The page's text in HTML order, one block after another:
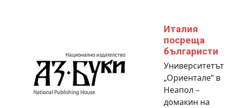
Италия
посреща
българисти
Университетът
„Ориентале“ в
Неапол –
домакин на